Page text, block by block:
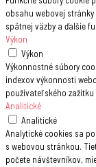
obsahu webovej
spätnej väzby a ďalšie
Výkon
Výkon
Výkonnostné súbory
indexov výkonnosti
používateľského
Analitické
Analitické
Analytické cookies sa
s webovou stránkou.
počete návštevníkov,